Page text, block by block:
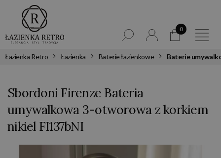
0
Łazienka Retro Łazienka Baterie łazienkowe Baterie
Sbordoni Firenze Bateria
umywalkowa 3-otworowa z korkiem
nikiel FI137bNI